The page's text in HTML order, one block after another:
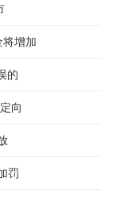
增加
的
向
罚